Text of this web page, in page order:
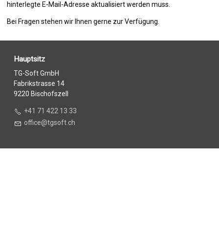
hinterlegte E-Mail-Adresse aktualisiert werden muss.
Bei Fragen stehen wir Ihnen gerne zur Verfügung.
Hauptsitz
TG-Soft GmbH
Fabrikstrasse 14
9220 Bischofszell
+41 71 422 13 33
ffc tgs ft ch